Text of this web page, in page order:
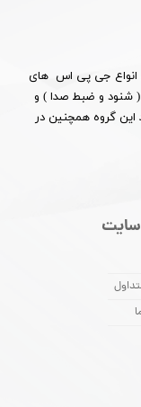
انواع جی پی اس های
شنود و ضبط صدا ) و
این گروه همچنین در